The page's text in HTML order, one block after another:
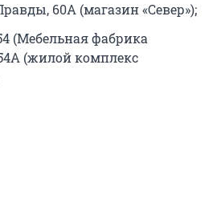
60А (магазин «Север»);
(Мебельная фабрика
(жилой комплекс